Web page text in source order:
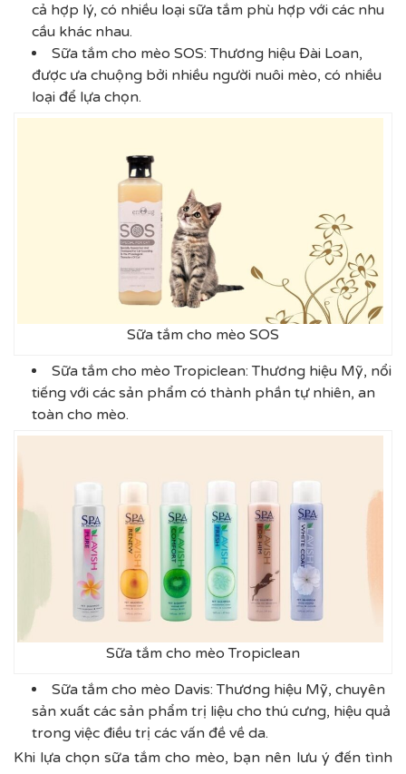
cả hợp lý, có nhiều loại sữa tắm phù hợp với các nhu
cầu khác nhau.
Sữa tắm cho mèo SOS: Thương hiệu Đài Loan,
được ưa chuộng bởi nhiều người nuôi mèo, có nhiều
loại để lựa chọn.
Sữa tắm cho mèo SOS
Sữa tắm cho mèo Tropiclean: Thương hiệu Mỹ, nổi
tiếng với các sản phẩm có thành phần tự nhiên, an
toàn cho mèo.
Sữa tắm cho mèo Tropiclean
Sữa tắm cho mèo Davis: Thương hiệu Mỹ, chuyên
sản xuất các sản phẩm trị liệu cho thú cưng, hiệu quả
trong việc điều trị các vấn đề về da.
Khi lựa chọn sữa tắm cho mèo, bạn nên lưu ý đến tình